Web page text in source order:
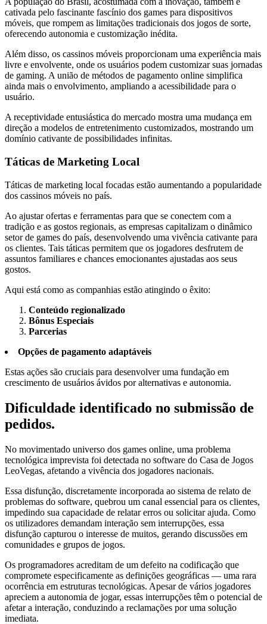
cativada pelo fascinante fascínio dos games para dispositivos
móveis, que rompem as limitações tradicionais dos jogos de sorte,
oferecendo autonomia e customização inédita.
Além disso, os cassinos móveis proporcionam uma experiência mais
livre e envolvente, onde os usuários podem customizar suas jornadas
de gaming. A união de métodos de pagamento online simplifica
ainda mais o envolvimento, ampliando a acessibilidade para o
usuário.
A receptividade entusiástica do mercado mostra uma mudança em
direção a modelos de entretenimento customizados, mostrando um
domínio cativante de possibilidades infinitas.
Táticas de Marketing Local
Táticas de marketing local focadas estão aumentando a popularidade
dos cassinos móveis no país.
Ao ajustar ofertas e ferramentas para que se conectem com a
tradição e as gostos regionais, as empresas capitalizam o dinâmico
setor de games do país, desenvolvendo uma vivência cativante para
os clientes. Tais táticas permitem que os jogadores desfrutem de
assuntos familiares e chances emocionantes ajustadas aos seus
gostos.
Aqui está como as companhias estão atingindo o êxito:
Conteúdo regionalizado
Bônus Especiais
Parcerias
Opções de pagamento adaptáveis
Estas ações são cruciais para desenvolver uma fundação em
crescimento de usuários ávidos por alternativas e autonomia.
Dificuldade identificado no submissão de
pedidos.
No movimentado universo dos games online, uma problema
tecnológica imprevista foi detectada no software do Casa de Jogos
LeoVegas, afetando a vivência dos jogadores nacionais.
Essa disfunção, discretamente incorporada ao sistema de relato de
problemas do software, quebrou um canal essencial para os clientes,
impedindo sua capacidade de relatar erros ou solicitar ajuda. Como
os utilizadores demandam interação sem interrupções, essa
disfunção capturou o interesse de muitos, gerando discussões em
comunidades e grupos de jogos.
Os programadores acreditam de um defeito na codificação que
compromete especificamente as definições geográficas — uma rara
ocorrência em estruturas tecnológicas. Apesar de vários jogadores
apreciem a autonomia de jogar, essas interrupções têm o potencial de
afetar a interação, conduzindo a reclamações por uma solução
imediata.